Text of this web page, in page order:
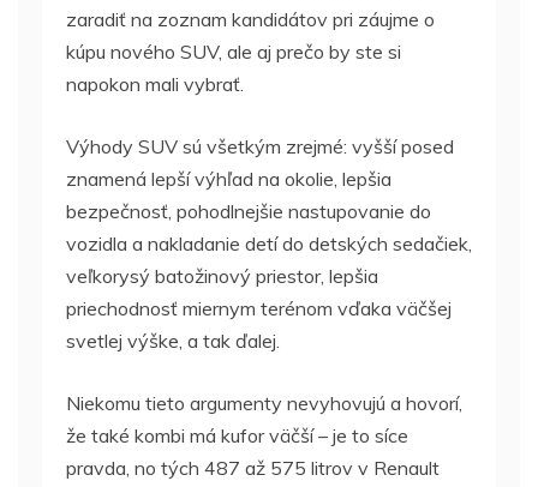
zaradiť na zoznam kandidátov pri záujme o
kúpu nového SUV, ale aj prečo by ste si
napokon mali vybrať.
Výhody SUV sú všetkým zrejmé: vyšší posed
znamená lepší výhľad na okolie, lepšia
bezpečnosť, pohodlnejšie nastupovanie do
vozidla a nakladanie detí do detských sedačiek,
veľkorysý batožinový priestor, lepšia
priechodnosť miernym terénom vďaka väčšej
svetlej výške, a tak ďalej.
Niekomu tieto argumenty nevyhovujú a hovorí,
že také kombi má kufor väčší – je to síce
pravda, no tých 487 až 575 litrov v Renault